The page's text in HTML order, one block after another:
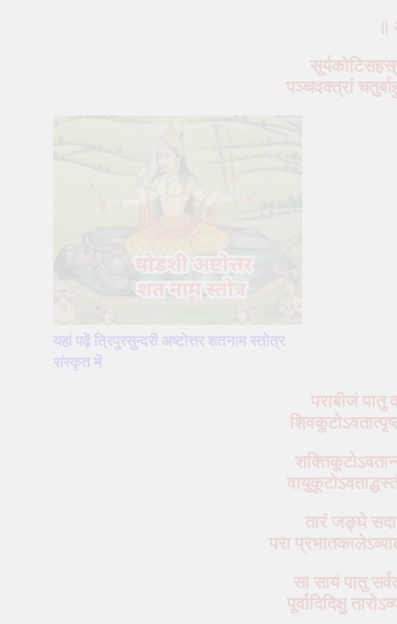
॥
पञ्चवक्त्रां
यहां पढ़ें त्रिपुरसुन्दरी अष्टोत्तर शतनाम स्तोत्र
संस्कृत में
पराबीजं पातु
तारं जङ्घे सदा
परा
सा सायं पातु
पूर्वादिदिक्षु